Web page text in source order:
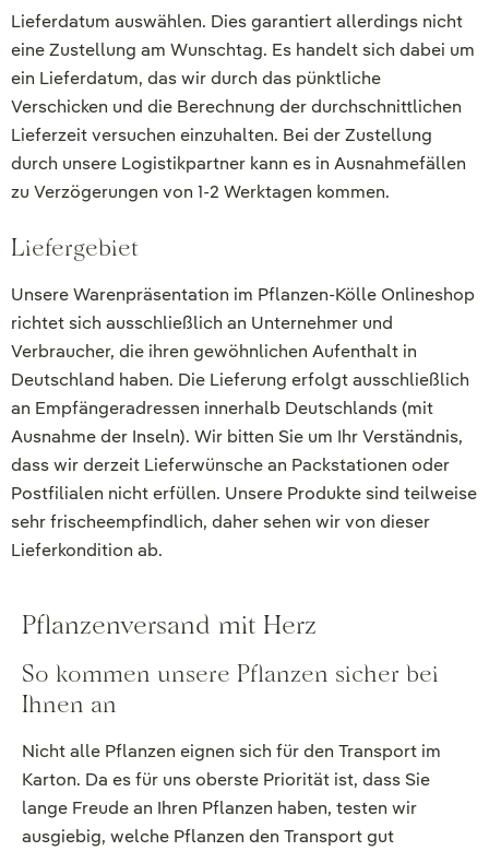
Lieferdatum auswählen. Dies garantiert allerdings nicht
eine Zustellung am Wunschtag. Es handelt sich dabei um
ein Lieferdatum, das wir durch das pünktliche
Verschicken und die Berechnung der durchschnittlichen
Lieferzeit versuchen einzuhalten. Bei der Zustellung
durch unsere Logistikpartner kann es in Ausnahmefällen
zu Verzögerungen von 1-2 Werktagen kommen.
Liefergebiet
Unsere Warenpräsentation im Pflanzen-Kölle Onlineshop
richtet sich ausschließlich an Unternehmer und
Verbraucher, die ihren gewöhnlichen Aufenthalt in
Deutschland haben. Die Lieferung erfolgt ausschließlich
an Empfängeradressen innerhalb Deutschlands (mit
Ausnahme der Inseln). Wir bitten Sie um Ihr Verständnis,
dass wir derzeit Lieferwünsche an Packstationen oder
Postfilialen nicht erfüllen. Unsere Produkte sind teilweise
sehr frischeempfindlich, daher sehen wir von dieser
Lieferkondition ab.
Pflanzenversand mit Herz
So kommen unsere Pflanzen sicher bei
Ihnen an
Nicht alle Pflanzen eignen sich für den Transport im
Karton. Da es für uns oberste Priorität ist, dass Sie
lange Freude an Ihren Pflanzen haben, testen wir
ausgiebig, welche Pflanzen den Transport gut